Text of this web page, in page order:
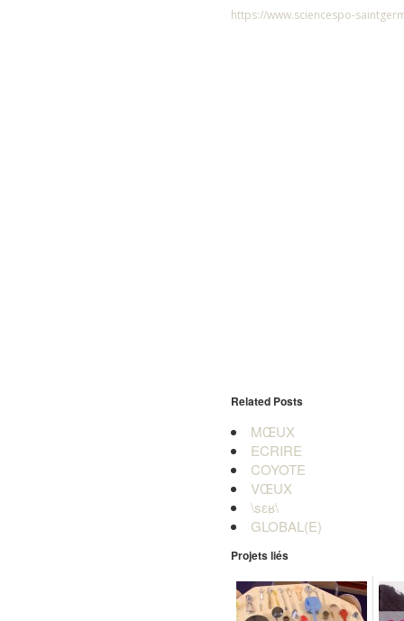
https://www.sciencespo-
Related Posts
MŒUX
ECRIRE
COYOTE
VŒUX
\sɛʁ\
GLOBAL(E)
Projets liés